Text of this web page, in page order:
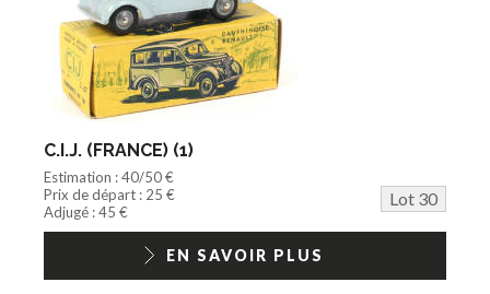
C.I.J. (FRANCE) (1)
Estimation : 40/50 €
Prix de départ : 25 €
Lot 30
Adjugé : 45 €
EN SAVOIR PLUS